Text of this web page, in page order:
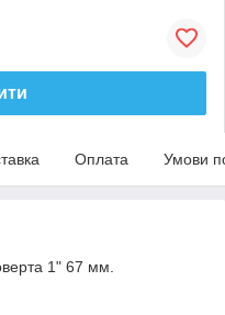
Оплата Умови
1" 67 мм.